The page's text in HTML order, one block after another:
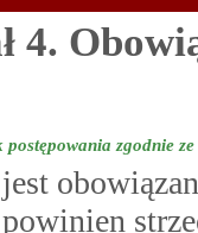
4.
postępowania zgodnie